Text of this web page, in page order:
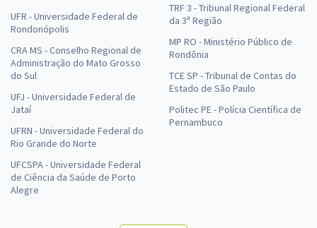
UFR - Universidade Federal de
Rondonópolis
CRA MS - Conselho Regional de
Administração do Mato Grosso
do Sul
UFJ - Universidade Federal de
Jataí
UFRN - Universidade Federal do
Rio Grande do Norte
UFCSPA - Universidade Federal
de Ciência da Saúde de Porto
Alegre
TRF 3 - Tribunal Regional Federal
da 3ª Região
MP RO - Ministério Público de
Rondônia
TCE SP - Tribunal de Contas do
Estado de São Paulo
Politec PE - Polícia Científica de
Pernambuco